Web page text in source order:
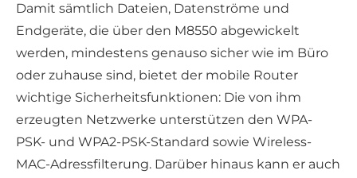
Damit sämtlich Dateien, Datenströme und
Endgeräte, die über den M8550 abgewickelt
werden, mindestens genauso sicher wie im Büro
oder zuhause sind, bietet der mobile Router
wichtige Sicherheitsfunktionen: Die von ihm
erzeugten Netzwerke unterstützen den WPA-
PSK- und WPA2-PSK-Standard sowie Wireless-
MAC-Adressfilterung. Darüber hinaus kann er auch